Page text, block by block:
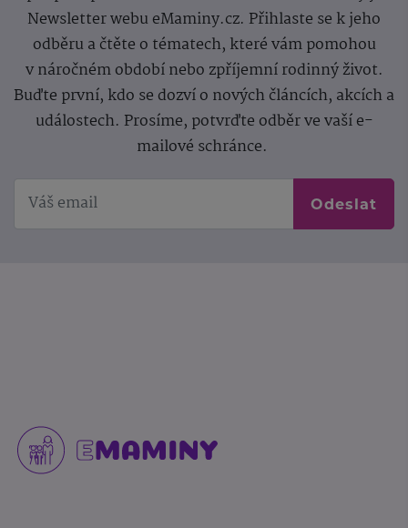
Newsletter webu eMaminy.cz. Přihlaste se k jeho
odběru a čtěte o tématech, které vám pomohou
v náročném období nebo zpříjemní rodinný život.
Buďte první, kdo se dozví o nových článcích, akcích a
událostech. Prosíme, potvrďte odběr ve vaší e-
mailové schránce.
Odeslat